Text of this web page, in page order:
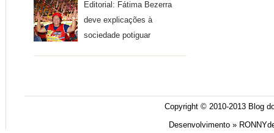
Editorial: Fátima Bezerra
deve explicações à
sociedade potiguar
Copyright © 2010-2013 Blog
Desenvolvimento »